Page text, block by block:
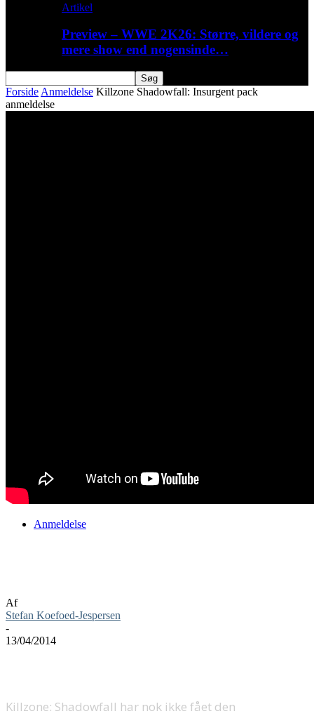
Artikel
Preview – WWE 2K26: Større, vildere og
mere show end nogensinde…
Forside Anmeldelse Killzone Shadowfall: Insurgent pack
anmeldelse
Anmeldelse
Af
Stefan Koefoed-Jespersen
-
13/04/2014
Killzone: Shadowfall har nok ikke fået den